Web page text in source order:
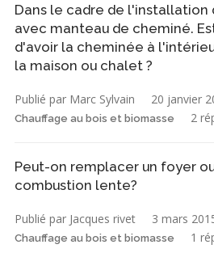
Dans le cadre de l'installation
avec manteau de cheminé.
d'avoir la cheminée à
la maison ou chalet ?
Publié par Marc Sylvain 20 janvier
Chauffage au bois et biomasse 2
Peut-on remplacer un foyer
combustion lente?
Publié par Jacques rivet 3 mars
Chauffage au bois et biomasse 1